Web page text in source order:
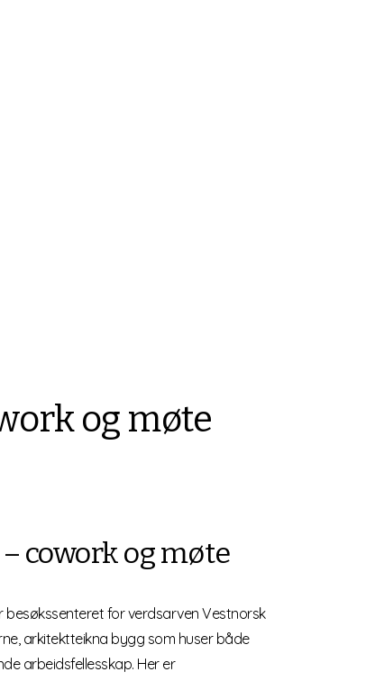
og møte
cowork og møte
besøkssenteret for verdsarven Vestnorsk
arkitektteikna bygg som huser både
arbeidsfellesskap. Her er